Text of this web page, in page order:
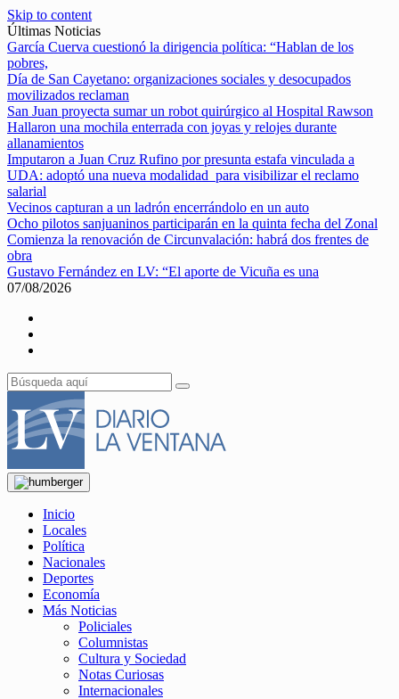
Skip to content
Últimas Noticias
García Cuerva cuestionó la dirigencia política: “Hablan de los
pobres,
Día de San Cayetano: organizaciones sociales y desocupados
movilizados reclaman
San Juan proyecta sumar un robot quirúrgico al Hospital Rawson
Hallaron una mochila enterrada con joyas y relojes durante
allanamientos
Imputaron a Juan Cruz Rufino por presunta estafa vinculada a
UDA: adoptó una nueva modalidad para visibilizar el reclamo
salarial
Vecinos capturan a un ladrón encerrándolo en un auto
Ocho pilotos sanjuaninos participarán en la quinta fecha del Zonal
Comienza la renovación de Circunvalación: habrá dos frentes de
obra
Gustavo Fernández en LV: “El aporte de Vicuña es una
07/08/2026
Inicio
Locales
Política
Nacionales
Deportes
Economía
Más Noticias
Policiales
Columnistas
Cultura y Sociedad
Notas Curiosas
Internacionales